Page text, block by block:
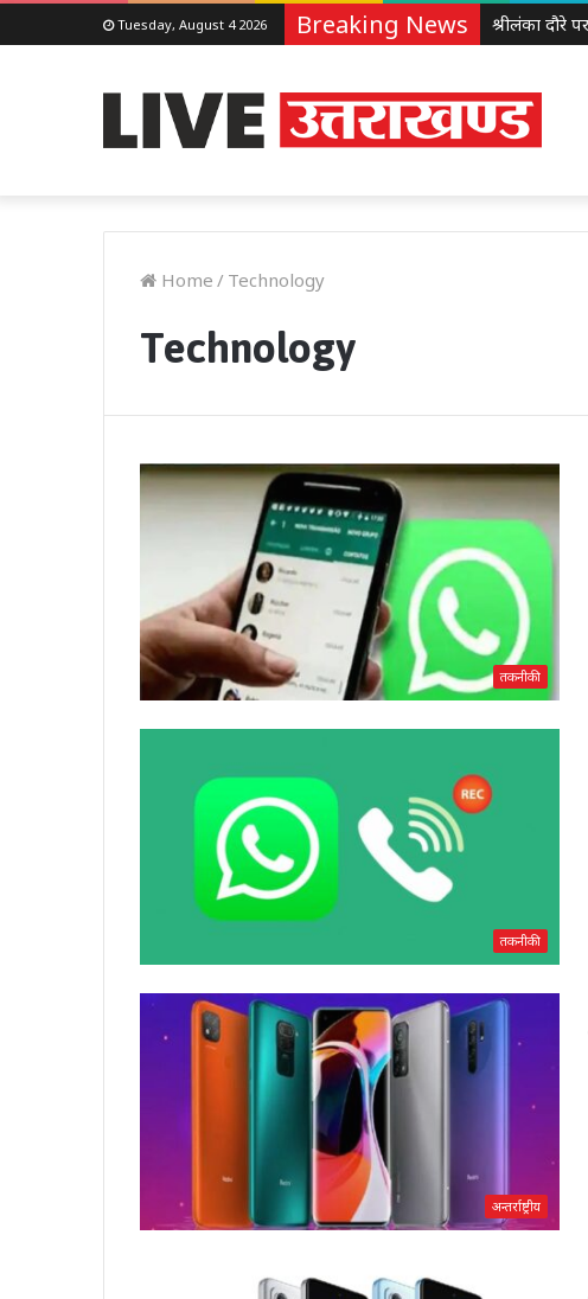
Tuesday, August 4 2026 Breaking News
Home / Technology
Technology
तकनीकी
तकनीकी
अन्तर्राष्ट्रीय